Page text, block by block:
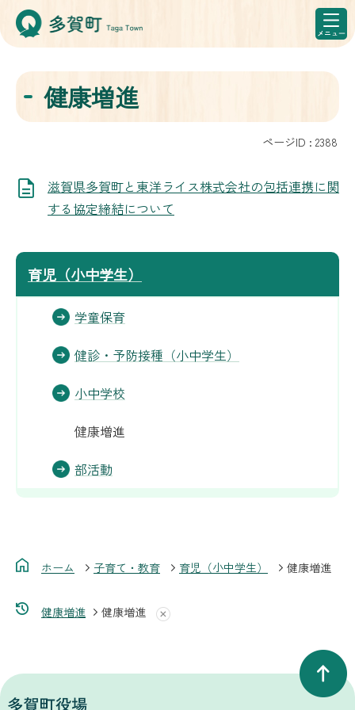
健康増進
ページID : 2388
滋賀県多賀町と東洋ライス株式会社の包括連携に関
する協定締結について
育児（小中学生）
学童保育
健診・予防接種（小中学生）
小中学校
健康増進
部活動
ホーム 子育て・教育 育児（小中学生） 健康増進
健康増進 健康増進